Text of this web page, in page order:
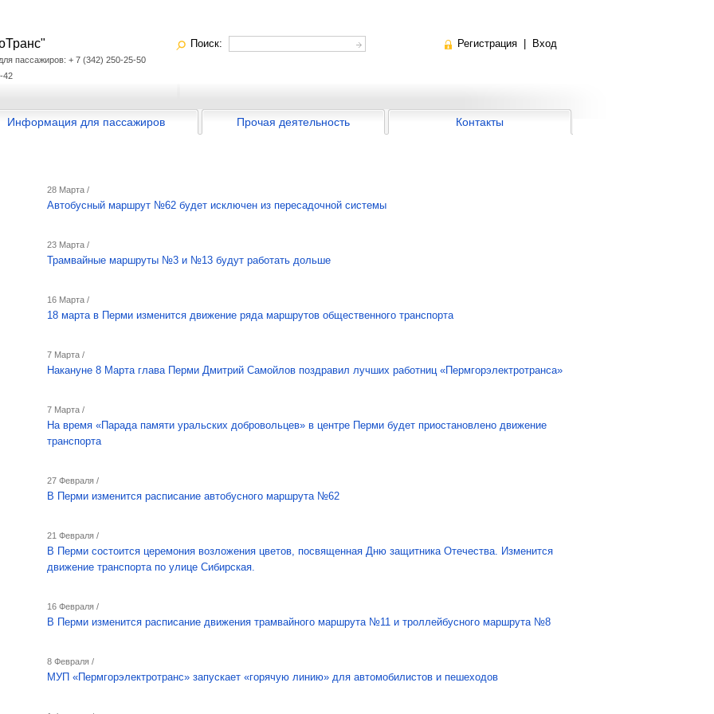
пассажиров: + 7 (342) 250-25-50
42
Поиск: Регистрация Вход
Информация для пассажиров Прочая деятельность Контакты
28 Марта /
Автобусный маршрут №62 будет исключен из пересадочной системы
23 Марта /
Трамвайные маршруты №3 и №13 будут работать дольше
16 Марта /
18 марта в Перми изменится движение ряда маршрутов общественного транспорта
7 Марта /
Накануне 8 Марта глава Перми Дмитрий Самойлов поздравил лучших работниц «Пермгорэлектротранса»
7 Марта /
На время «Парада памяти уральских добровольцев» в центре Перми будет приостановлено движение
транспорта
27 Февраля /
В Перми изменится расписание автобусного маршрута №62
21 Февраля /
В Перми состоится церемония возложения цветов, посвященная Дню защитника Отечества. Изменится
движение транспорта по улице Сибирская.
16 Февраля /
В Перми изменится расписание движения трамвайного маршрута №11 и троллейбусного маршрута №8
8 Февраля /
МУП «Пермгорэлектротранс» запускает «горячую линию» для автомобилистов и пешеходов